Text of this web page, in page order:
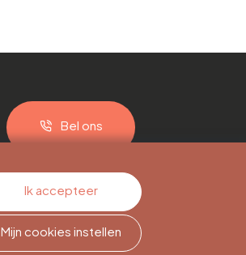
Bel ons
Ik accepteer
Mijn cookies instellen